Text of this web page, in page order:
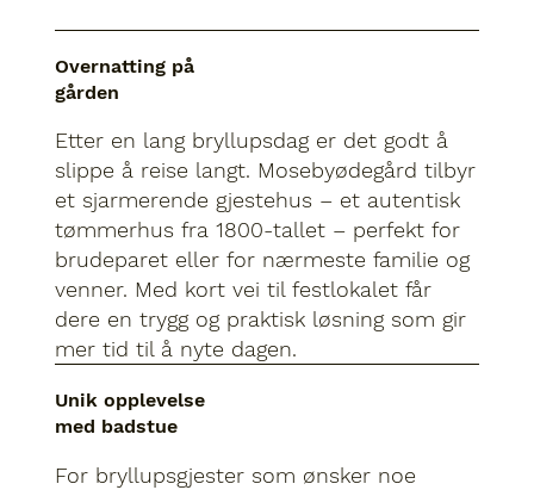
Overnatting på
gården
Etter en lang bryllupsdag er det godt å
slippe å reise langt. Mosebyødegård tilbyr
et sjarmerende gjestehus – et autentisk
tømmerhus fra 1800-tallet – perfekt for
brudeparet eller for nærmeste familie og
venner. Med kort vei til festlokalet får
dere en trygg og praktisk løsning som gir
mer tid til å nyte dagen.
Unik opplevelse
med badstue
For bryllupsgjester som ønsker noe